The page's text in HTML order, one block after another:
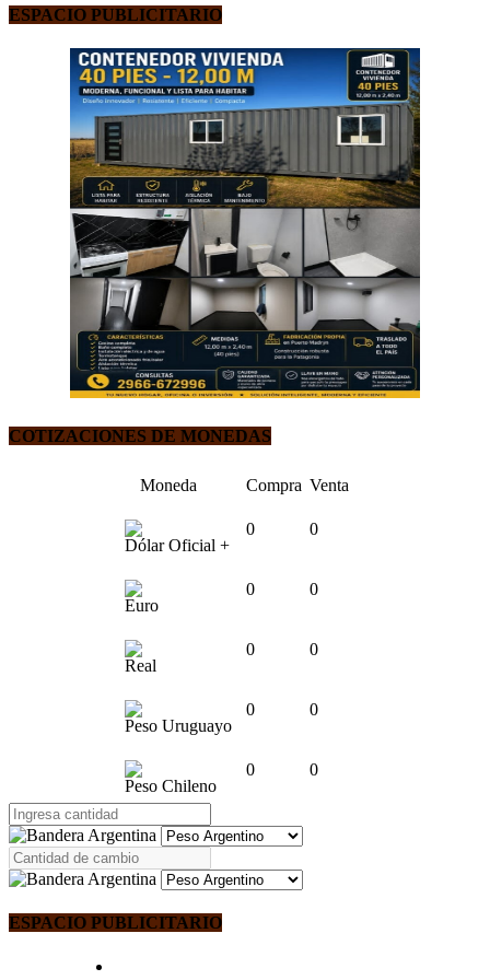
ESPACIO PUBLICITARIO
COTIZACIONES DE MONEDAS
Moneda Compra Venta
Dólar Oficial +
0 0
Euro
0 0
Real
0 0
Peso Uruguayo
0 0
Peso Chileno
0 0
ESPACIO PUBLICITARIO